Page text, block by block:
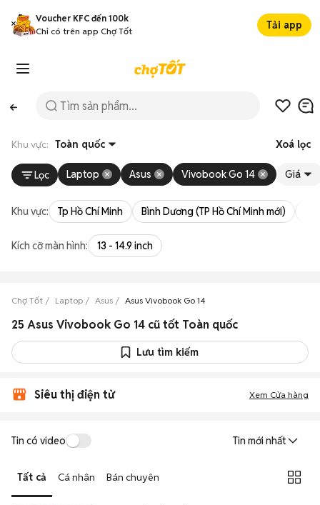
Voucher KFC đến 100k
Chỉ có trên app Chợ Tốt
Tải app
Khu vực: Toàn quốc Xoá lọc
Lọc Laptop Asus Vivobook Go 14 Giá
Khu vực: Tp Hồ Chí Minh Bình Dương (TP Hồ Chí Minh mới)
Kích cỡ màn hình: 13 - 14.9 inch
Chợ Tốt Laptop Asus Asus Vivobook Go 14
25 Asus Vivobook Go 14 cũ tốt Toàn quốc
Lưu tìm kiếm
Siêu thị điện tử Xem Cửa hàng
Tin có video Tin mới nhất
Tất cả Cá nhân Bán chuyên